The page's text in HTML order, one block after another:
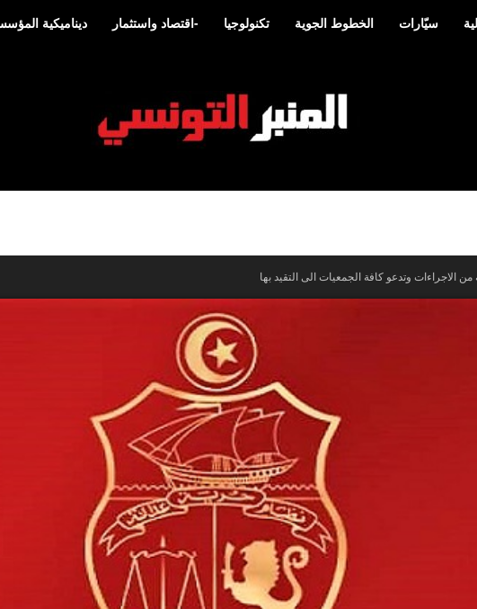
ديناميكية -اقتصاد واستثمار تكنولوجيا الخطوط الجوية سيّارات
التونسي
الاجراءات وتدعو كافة الجمعيات الى التقيد بها